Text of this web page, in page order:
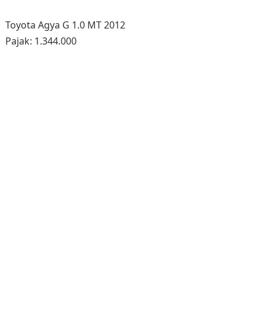
Toyota Agya G 1.0 MT 2012
Pajak: 1.344.000